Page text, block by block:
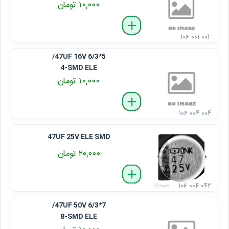
۱۰,۰۰۰ تومان
delete
remove
add
۱۰۶ ۰۰۱ ۰۰۱
47UF 16V 6/3*5/
4-SMD ELE
۱۰,۰۰۰ تومان
delete
remove
add
۱۰۶ ۰۰۴ ۰۰۴
47UF 25V ELE SMD
۲۰,۰۰۰ تومان
delete
remove
add
۱۰۶ ۰۰۴ ۰۴۲
47UF 50V 6/3*7/
8-SMD ELE